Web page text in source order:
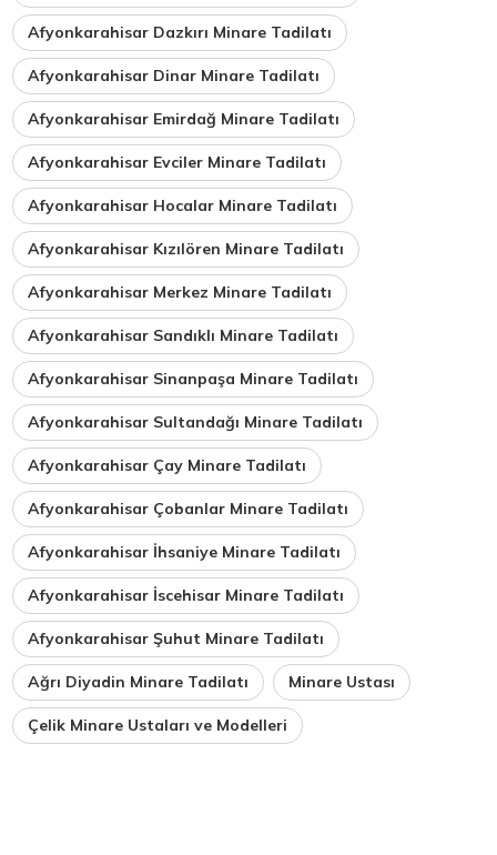
Afyonkarahisar Dazkırı Minare Tadilatı
Afyonkarahisar Dinar Minare Tadilatı
Afyonkarahisar Emirdağ Minare Tadilatı
Afyonkarahisar Evciler Minare Tadilatı
Afyonkarahisar Hocalar Minare Tadilatı
Afyonkarahisar Kızılören Minare Tadilatı
Afyonkarahisar Merkez Minare Tadilatı
Afyonkarahisar Sandıklı Minare Tadilatı
Afyonkarahisar Sinanpaşa Minare Tadilatı
Afyonkarahisar Sultandağı Minare Tadilatı
Afyonkarahisar Çay Minare Tadilatı
Afyonkarahisar Çobanlar Minare Tadilatı
Afyonkarahisar İhsaniye Minare Tadilatı
Afyonkarahisar İscehisar Minare Tadilatı
Afyonkarahisar Şuhut Minare Tadilatı
Ağrı Diyadin Minare Tadilatı Minare Ustası
Çelik Minare Ustaları ve Modelleri